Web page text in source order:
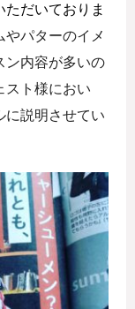
だいておりま
やパターのイメ
ン内容が多いの
スト様におい
に説明させてい